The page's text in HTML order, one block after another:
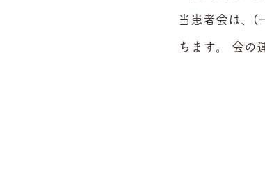
当患者会は、(
ちます。 会の